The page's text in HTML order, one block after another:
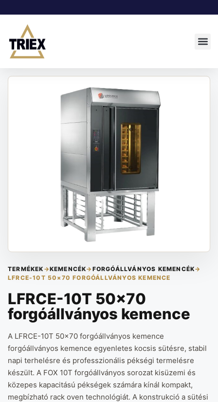
TERMÉKEK →KEMENCÉK→ FORGÓÁLLVÁNYOS KEMENCÉK→
LFRCE-10T 50×70 FORGÓÁLLVÁNYOS KEMENCE
LFRCE-10T 50×70
forgóállványos kemence
A LFRCE-10T 50x70 forgóállványos kemence
forgóállványos kemence egyenletes kocsis sütésre, stabil
napi terhelésre és professzionális pékségi termelésre
készült. A FOX 10T forgóállványos sorozat kisüzemi és
közepes kapacitású pékségek számára kínál kompakt,
megbízható rack oven technológiát. A konstrukció a sütési